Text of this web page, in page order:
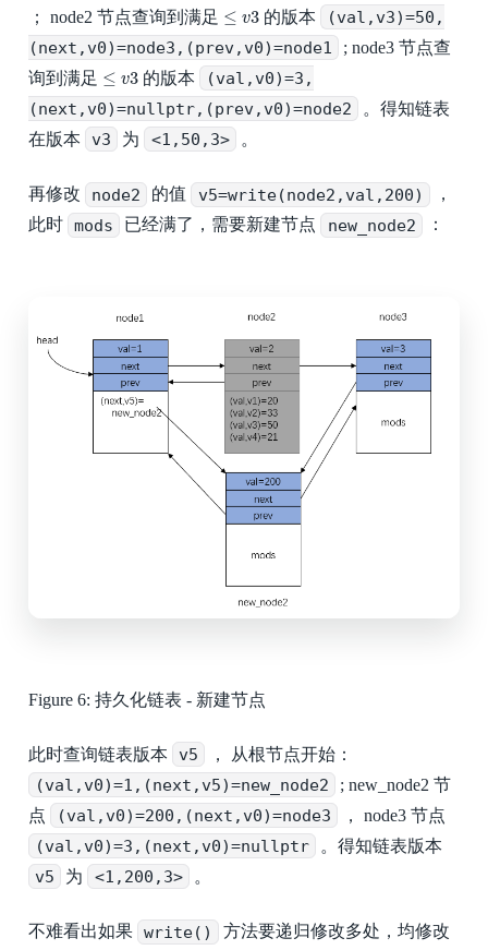
； node2 节点查询到满足 ≤ v3
≤v 3 的版本
(val,v3)=50,
(next,v0)=node3,(prev,v0)=node1
; node3 节点查
询到满足 ≤ v3
≤v 3 的版本
(val,v0)=3,
(next,v0)=nullptr,(prev,v0)=node2
。得知链表
在版本
v3 为 <1,50,3> 。
再修改 node2 的值 v5=write(node2,val,200)
，
此时 mods 已经满了，需要新建节点 new_node2 ：
Figure 6: 持久化链表 - 新建节点
此时查询链表版本 v5 ， 从根节点开始：
(val,v0)=1,(next,v5)=new_node2
; new_node2 节
点
(val,v0)=200,(next,v0)=node3 ， node3 节点
(val,v0)=3,(next,v0)=nullptr 。得知链表版本
v5 为 <1,200,3> 。
不难看出如果 write()
方法要递归修改多处，均修改